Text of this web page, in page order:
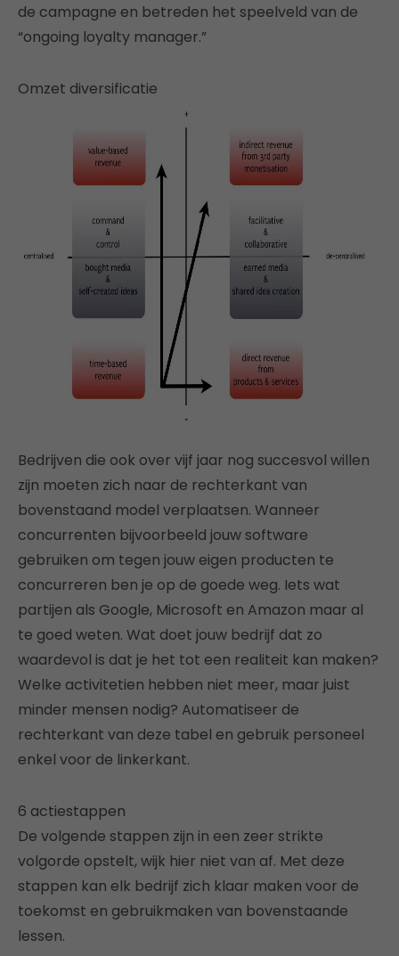
de campagne en betreden het speelveld van de
“ongoing loyalty manager.”
Omzet diversificatie
Bedrijven die ook over vijf jaar nog succesvol willen
zijn moeten zich naar de rechterkant van
bovenstaand model verplaatsen. Wanneer
concurrenten bijvoorbeeld jouw software
gebruiken om tegen jouw eigen producten te
concurreren ben je op de goede weg. Iets wat
partijen als Google, Microsoft en Amazon maar al
te goed weten. Wat doet jouw bedrijf dat zo
waardevol is dat je het tot een realiteit kan maken?
Welke activitetien hebben niet meer, maar juist
minder mensen nodig? Automatiseer de
rechterkant van deze tabel en gebruik personeel
enkel voor de linkerkant.
6 actiestappen
De volgende stappen zijn in een zeer strikte
volgorde opstelt, wijk hier niet van af. Met deze
stappen kan elk bedrijf zich klaar maken voor de
toekomst en gebruikmaken van bovenstaande
lessen.